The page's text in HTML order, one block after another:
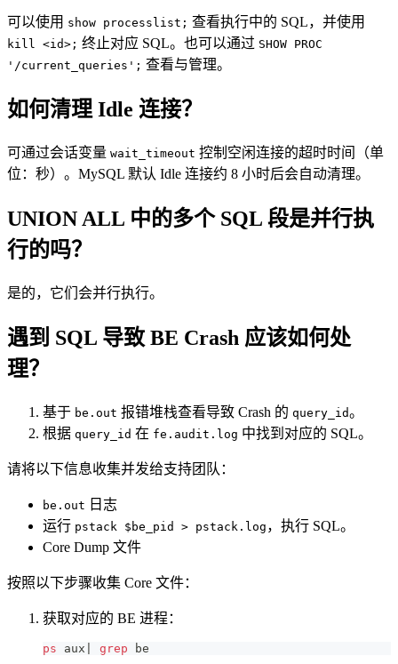
可以使用 show processlist; 查看执行中的 SQL，并使用
kill <id>; 终止对应 SQL。也可以通过 SHOW PROC
'/current_queries'; 查看与管理。
如何清理 Idle 连接？
可通过会话变量 wait_timeout 控制空闲连接的超时时间（单
位：秒）。MySQL 默认 Idle 连接约 8 小时后会自动清理。
UNION ALL 中的多个 SQL 段是并行执
行的吗？
是的，它们会并行执行。
遇到 SQL 导致 BE Crash 应该如何处
理？
基于 be.out 报错堆栈查看导致 Crash 的 query_id。
根据 query_id 在 fe.audit.log 中找到对应的 SQL。
请将以下信息收集并发给支持团队：
be.out 日志
运行 pstack $be_pid > pstack.log ，执行 SQL。
Core Dump 文件
按照以下步骤收集 Core 文件：
获取对应的 BE 进程：
ps aux grep be